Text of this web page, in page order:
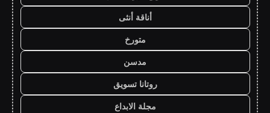
أناقة أنثى
متورخ
مدسن
روتانا تسويق
مجلة الابداع